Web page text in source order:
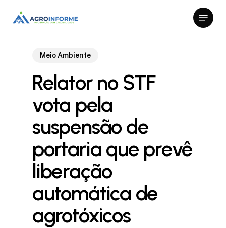
Menu
Meio Ambiente
Relator no STF
vota pela
suspensão de
portaria que prevê
liberação
automática de
agrotóxicos